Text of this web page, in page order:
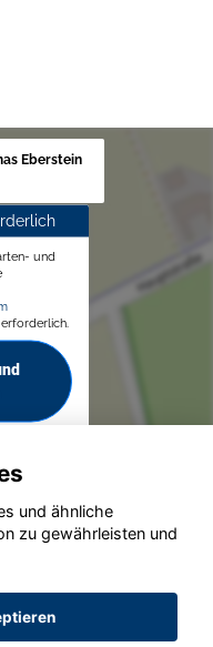
Eberstein
und
erforderlich.
2020 - 2026
und ähnliche
zu gewährleisten und